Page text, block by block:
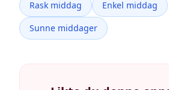
Rask middag
Enkel middag
Sunne middager